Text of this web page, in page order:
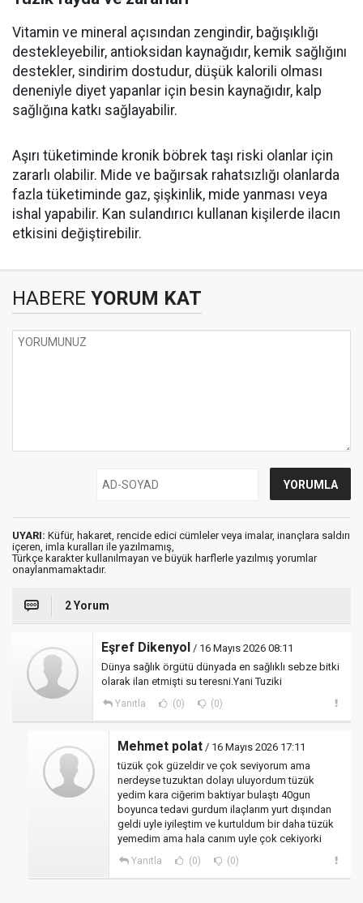
Vitamin ve mineral açısından zengindir, bağışıklığı
destekleyebilir, antioksidan kaynağıdır, kemik sağlığını
destekler, sindirim dostudur, düşük kalorili olması
deneniyle diyet yapanlar için besin kaynağıdır, kalp
sağlığına katkı sağlayabilir.
Aşırı tüketiminde kronik böbrek taşı riski olanlar için
zararlı olabilir. Mide ve bağırsak rahatsızlığı olanlarda
fazla tüketiminde gaz, şişkinlik, mide yanması veya
ishal yapabilir. Kan sulandırıcı kullanan kişilerde ilacın
etkisini değiştirebilir.
HABERE YORUM KAT
UYARI: Küfür, hakaret, rencide edici cümleler veya imalar, inançlara saldırı
içeren, imla kuralları ile yazılmamış,
Türkçe karakter kullanılmayan ve büyük harflerle yazılmış yorumlar
onaylanmamaktadır.
2 Yorum
Eşref Dikenyol / 16 Mayıs 2026 08:11
Dünya sağlık örgütü dünyada en sağlıklı sebze bitki
olarak ilan etmişti su teresni.Yani Tuziki
Yanıtla (0) (0)
Mehmet polat / 16 Mayıs 2026 17:11
tüzük çok güzeldir ve çok seviyorum ama
nerdeyse tuzuktan dolayı uluyordum tüzük
yedim kara ciğerim baktiyar bulaştı 40gun
boyunca tedavi gurdum ilaçlarım yurt dışından
geldi uyle iyileştim ve kurtuldum bir daha tüzük
yemedim ama hala canım uyle çok cekiyorki
Yanıtla (0) (0)